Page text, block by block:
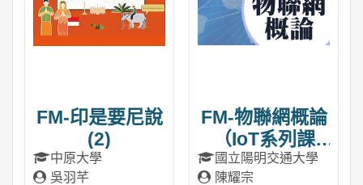
FM-印是要尼說
(2)
中原大學
吳羽芊
FM-物聯網概論
（IoT系列課
程）
國立陽明交通大學
陳耀宗